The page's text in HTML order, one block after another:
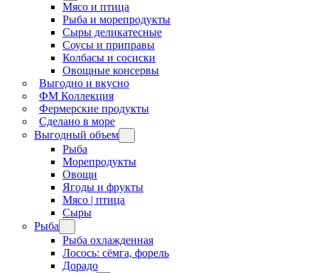
Мясо и птица
Рыба и морепродукты
Сыры деликатесные
Соусы и приправы
Колбасы и сосиски
Овощные консервы
Выгодно и вкусно
ФМ Коллекция
Фермерские продукты
Сделано в море
Выгодный объем
Рыба
Морепродукты
Овощи
Ягоды и фрукты
Мясо | птица
Сыры
Рыба
Рыба охлажденная
Лосось: сёмга, форель
Дорадо